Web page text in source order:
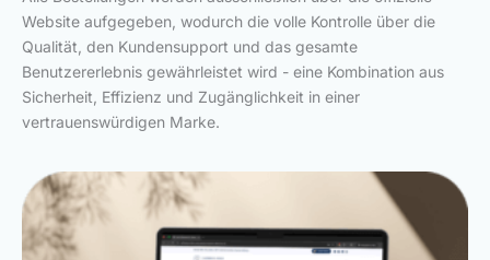
Website aufgegeben, wodurch die volle Kontrolle über die
Qualität, den Kundensupport und das gesamte
Benutzererlebnis gewährleistet wird - eine Kombination aus
Sicherheit, Effizienz und Zugänglichkeit in einer
vertrauenswürdigen Marke.